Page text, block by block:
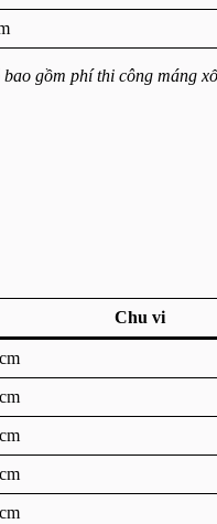
gồm phí thi công máng
Chu vi